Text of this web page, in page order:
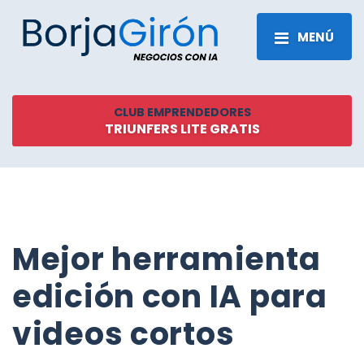
MENÚ
CLUB EMPRENDEDORES
TRIUNFERS LITE GRATIS
Mejor herramienta
edición con IA para
videos cortos